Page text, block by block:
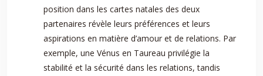
position dans les cartes natales des deux
partenaires révèle leurs préférences et leurs
aspirations en matière d’amour et de relations. Par
exemple, une Vénus en Taureau privilégie la
stabilité et la sécurité dans les relations, tandis